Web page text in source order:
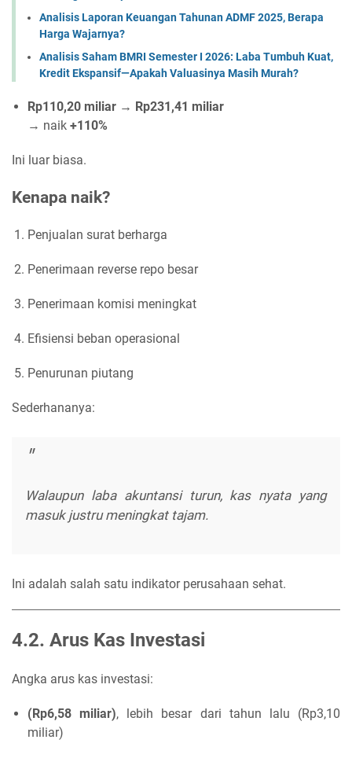
Analisis Laporan Keuangan Tahunan ADMF 2025, Berapa
Harga Wajarnya?
Analisis Saham BMRI Semester I 2026: Laba Tumbuh Kuat,
Kredit Ekspansif—Apakah Valuasinya Masih Murah?
Rp110,20 miliar → Rp231,41 miliar
→ naik +110%
Ini luar biasa.
Kenapa naik?
Penjualan surat berharga
Penerimaan reverse repo besar
Penerimaan komisi meningkat
Efisiensi beban operasional
Penurunan piutang
Sederhananya:
Walaupun laba akuntansi turun, kas nyata yang
masuk justru meningkat tajam.
Ini adalah salah satu indikator perusahaan sehat.
4.2. Arus Kas Investasi
Angka arus kas investasi:
(Rp6,58 miliar), lebih besar dari tahun lalu (Rp3,10
miliar)